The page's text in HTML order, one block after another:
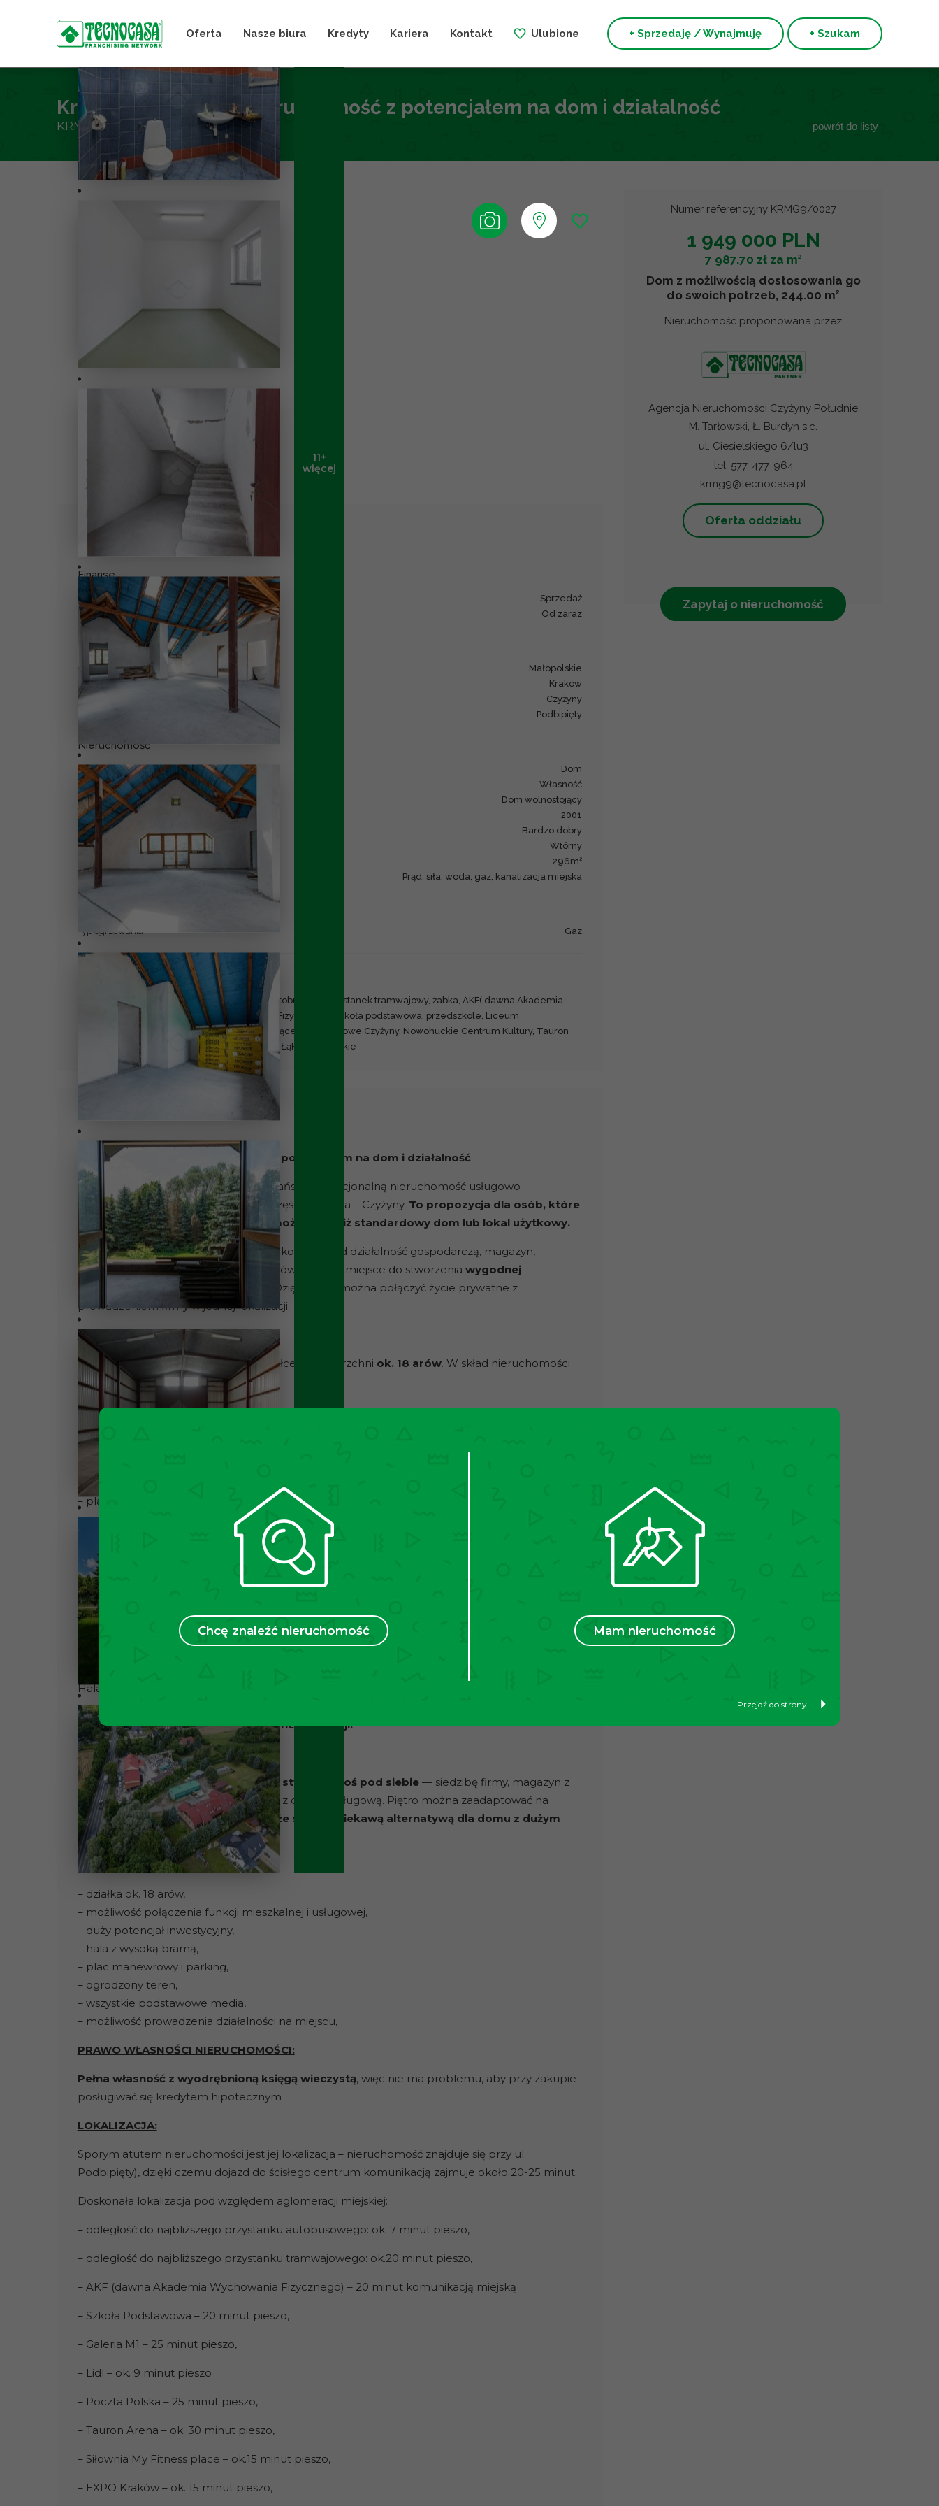
Chcę znaleźć nieruchomość Mam nieruchomość
Przejdź do strony
Oferta Nasze biura Kredyty Kariera Kontakt Ulubione + Sprzedaję / Wynajmuję + Szukam
Kraków – Czyżyny – nieruchomość z potencjałem na dom i działalność
KRMG9/0027 powrót do listy
Numer referencyjny KRMG9/0027
1 949 000 PLN
7 987.70 zł za m2
Dom z możliwością dostosowania go
do swoich potrzeb, 244.00 m2
Nieruchomość proponowana przez
Agencja Nieruchomości Czyżyny Południe
M. Tarłowski, Ł. Burdyn s.c.
ul. Ciesielskiego 6/lu3
tel. 577-477-964
krmg9@tecnocasa.pl
Oferta oddziału
Zapytaj o nieruchomość
11+
więcej
Finanse
Rodzaj transakcji
sprzedaż
Dostępność
od zaraz
Lokalizacja
Województwo
małopolskie
Miasto
Kraków
Dzielnica
Czyżyny
Podbipięty
Nieruchomość
Rodzaj nieruchomości
dom
Forma własności
Własność
Typ zabudowy
dom wolnostojący
Rok budowy
2001
Stan techniczny
bardzo dobry
Rynek
Wtórny
296m2
Dostępne media prąd, siła, woda, gaz, kanalizacja miejska
Specyfikacja
Typ ogrzewania gaz
Dostępne w pobliżu
przystanek autobusowy, przystanek tramwajowy, żabka, AKF( dawna Akademia
Wychowania Fizycznego), szkoła podstawowa, przedszkole, Liceum
ogólnokształcące, Galeria Nowe Czyżyny, Nowohuckie Centrum Kultury, Tauron
Arena, Basen, Łąki Nowohuckie
Kraków – Czyżyny – nieruchomość z potencjałem na dom i działalność
Mamy przyjemność zaprezentować Państwu funkcjonalną nieruchomość usługowo-
magazynową położoną w spokojnej części Krakowa – Czyżyny. To propozycja dla osób, które
szukają przestrzeni dającej więcej możliwości niż standardowy dom lub lokal użytkowy.
Nieruchomość sprawdzi się zarówno jako baza pod działalność gospodarczą, magazyn,
warsztat, serwis czy e-commerce, jak również jako miejsce do stworzenia wygodnej
przestrzeni mieszkalnej
na piętrze. Dzięki temu można połączyć życie prywatne z
prowadzeniem firmy w jednej lokalizacji.
NIERUCHOMOŚĆ:
Obiekt znajduje się na ogrodzonej działce o powierzchni ok. 18 arów. W skład nieruchomości
wchodzą:
– hala magazynowa ok. 76 m²,
– część sklepowo-usługowo-magazynowa ok. 150 m²,
– piętro/poddasze do wykończenia z możliwością adaptacji na mieszkanie ok. 94 m²
– ogród osłonięty od ulicy i otoczony zielenią,
– plac manewrowy oraz miejsca do parkowania.
Dużym atutem nieruchomości jestprywatna część ogrodowa
dzięki czemu jest naturalnie oddzielona od ulicy i daje poczucie spokoju oraz kameralności. To
przestrzeń, którą można wykorzystać jako
ogród rodzinny, miejsce wypoczynku, strefę
rekreacyjną albo zielone zaplecze dla części mieszkalnej.
STAN NIERUCHOMOŚCI:
Budynek jest suchy, dach szczelny, a media sprawne. Dostępne są: prąd, siła, woda, gaz oraz
Hala posiada bramę wjazdową o wysokości ok. 3,5 m, co umożliwia wygodny wjazd busów i
samochodów dostawczych.
natomiast piętro pozostaje do własnej aranżacji.
POTENCJAŁ:
To nieruchomość dla osób, które chcą stworzyć coś pod siebie— siedzibę firmy, magazyn z
biurem, warsztat, hurtownię albo dom z częścią usługową. Piętro można zaadaptować na
mieszkanie,dzięki czemu obiekt może stać się ciekawą alternatywą dla domu z dużym
zapleczem.
ATUTY:
– działka ok. 18 arów,
– możliwość połączenia funkcji mieszkalnej i usługowej,
– duży potencjał inwestycyjny,
– hala z wysoką bramą,
– plac manewrowy i parking,
– ogrodzony teren,
– wszystkie podstawowe media,
– możliwość prowadzenia działalności na miejscu,
PRAWO WŁASNOŚCI NIERUCHOMOŚCI:
Pełna własność z wyodrębnioną księgą wieczystą, więc nie ma problemu, aby przy zakupie
posługiwać się kredytem hipotecznym
LOKALIZACJA:
Sporym atutem nieruchomości jest jej lokalizacja – nieruchomość znajduje się przy ul.
Podbipięty), dzięki czemu dojazd do ścisłego centrum komunikacją zajmuje około 20-25 minut.
Doskonała lokalizacja pod względem aglomeracji miejskiej:
– odległość do najbliższego przystanku autobusowego: ok. 7 minut pieszo,
– odległość do najbliższego przystanku tramwajowego: ok.20 minut pieszo,
– AKF (dawna Akademia Wychowania Fizycznego) – 20 minut komunikacją miejską
– Szkoła Podstawowa – 20 minut pieszo,
– Galeria M1 – 25 minut pieszo,
– Lidl – ok. 9 minut pieszo
– Poczta Polska – 25 minut pieszo,
– Tauron Arena – ok. 30 minut pieszo,
– Siłownia My Fitness place – ok.15 minut pieszo,
– EXPO Kraków – ok. 15 minut pieszo,